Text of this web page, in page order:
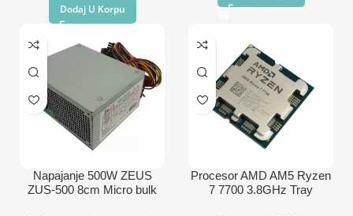
Dodaj U Korpu
Napajanje 500W ZEUS
ZUS-500 8cm Micro bulk
Procesor AMD AM5 Ryzen
7 7700 3.8GHz Tray